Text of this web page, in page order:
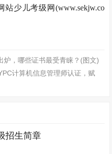
少儿考级网(www.sekjw.co
炉，哪些证书最受青睐？(图文)
计算机信息管理师认证，赋
招生简章